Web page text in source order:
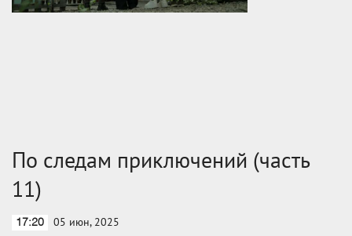
По следам приключений (часть
11)
17:20 05 июн, 2025